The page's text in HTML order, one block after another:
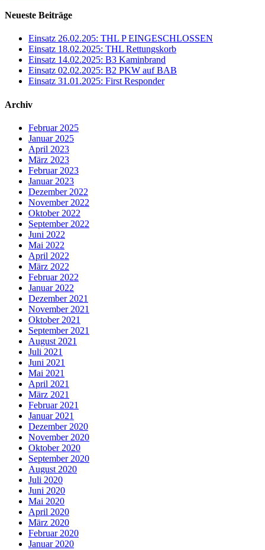
Neueste Beiträge
Einsatz 26.02.205: THL P EINGESCHLOSSEN
Einsatz 18.02.2025: THL Rettungskorb
Einsatz 14.02.2025: B3 Kaminbrand
Einsatz 02.02.2025: B2 PKW auf BAB
Einsatz 31.01.2025: First Responder
Archiv
Februar 2025
Januar 2025
April 2023
März 2023
Februar 2023
Januar 2023
Dezember 2022
November 2022
Oktober 2022
September 2022
Juni 2022
Mai 2022
April 2022
März 2022
Februar 2022
Januar 2022
Dezember 2021
November 2021
Oktober 2021
September 2021
August 2021
Juli 2021
Juni 2021
Mai 2021
April 2021
März 2021
Februar 2021
Januar 2021
Dezember 2020
November 2020
Oktober 2020
September 2020
August 2020
Juli 2020
Juni 2020
Mai 2020
April 2020
März 2020
Februar 2020
Januar 2020